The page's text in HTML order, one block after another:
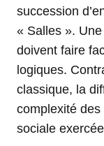
succession
« Salles ».
doivent faire
logiques.
classique, la
complexité
sociale